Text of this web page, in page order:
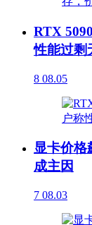
RTX
性能过剩
8 08.05
显卡价格
成主因
7 08.03